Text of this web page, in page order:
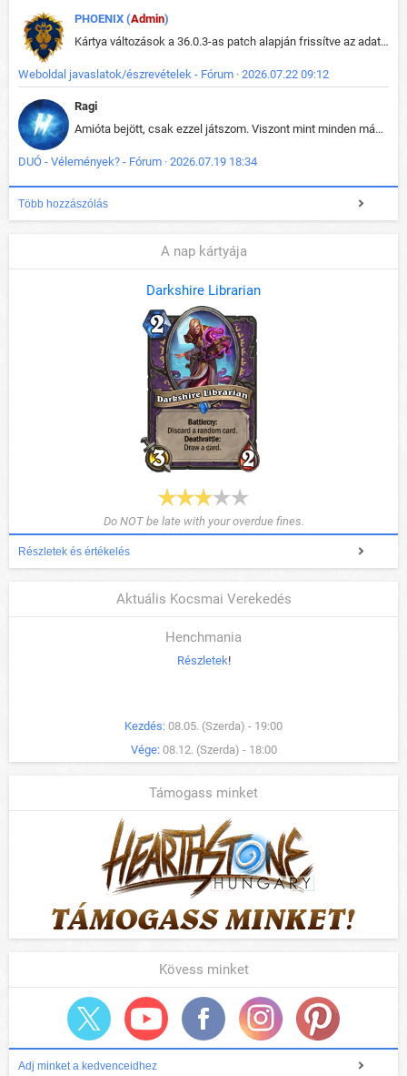
PHOENIX (Admin)
Kártya változások a 36.0.3-as patch alapján frissítve az adatbázisban (képek is cserélve).
Weboldal javaslatok/észrevételek - Fórum · 2026.07.22 09:12
Ragi
Amióta bejött, csak ezzel játszom. Viszont mint minden más - akár az alapjáték is, ez is baromira összetett lett. Néha már pár kör után is esélytelen az egész. Vagy irreállisan túltápol valaki, vagy lelép a partner, vagy csak hülye mint a segg. És amikor eljönne az én időm, na akkor jön el mindenki másé is. Engem jobban érdekelne, hogy ki milyen ratingen szokott játszani. Na ez lenne egy érdekes adat.
DUÓ - Vélemények? - Fórum · 2026.07.19 18:34
Több hozzászólás
A nap kártyája
Darkshire Librarian
Do NOT be late with your overdue fines.
Részletek és értékelés
Aktuális Kocsmai Verekedés
Henchmania
Részletek!
Kezdés: 08.05. (Szerda) - 19:00
Vége: 08.12. (Szerda) - 18:00
Támogass minket
Kövess minket
Adj minket a kedvenceidhez